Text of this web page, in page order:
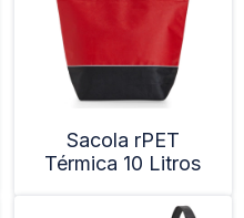
Sacola rPET
Térmica 10 Litros